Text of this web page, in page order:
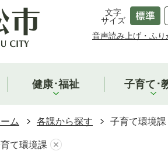
文字
サイズ
音声読み上げ・ふり
健康･福祉 子育て･
ム 各課から探す
子育て環境課
て環境課